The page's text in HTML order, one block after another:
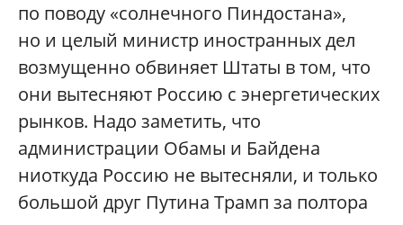
по поводу «солнечного Пиндостана»,
но и целый министр иностранных дел
возмущенно обвиняет Штаты в том, что
они вытесняют Россию с энергетических
рынков. Надо заметить, что
администрации Обамы и Байдена
ниоткуда Россию не вытесняли, и только
большой друг Путина Трамп за полтора